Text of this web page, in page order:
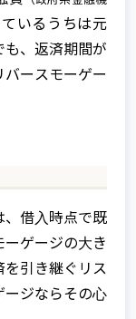
ス
つい
いるうちは元
、返済期間が
ースモーゲー
、借⼊時点で既
ゲージの⼤き
引き継ぐリス
ージならその⼼